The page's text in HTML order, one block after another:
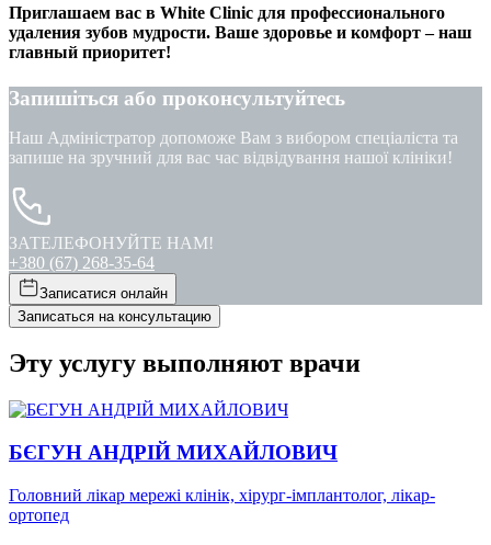
Приглашаем вас в White Clinic для профессионального
удаления зубов мудрости. Ваше здоровье и комфорт – наш
главный приоритет!
Запишіться або проконсультуйтесь
Наш Адміністратор допоможе Вам з вибором спеціаліста та
запише на зручний для вас час відвідування нашої клініки!
ЗАТЕЛЕФОНУЙТЕ НАМ!
+380 (67) 268-35-64
Записатися онлайн
Записаться на консультацию
Эту услугу выполняют врачи
БЄГУН АНДРІЙ МИХАЙЛОВИЧ
Головний лікар мережі клінік, хірург-імплантолог, лікар-
ортопед